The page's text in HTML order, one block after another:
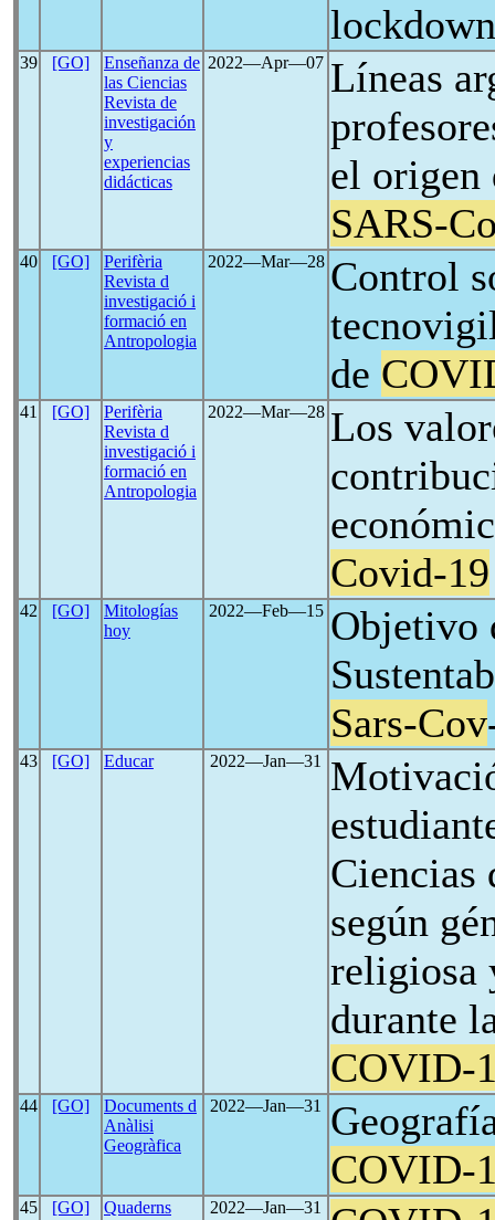
lockdown
39 [GO]
Enseñanza de
las Ciencias
Revista de
investigación
y
experiencias
didácticas
2022―Apr―07 Líneas
el
SARS-
40 [GO]
Perifèria
Revista d
investigació i
formació en
Antropologia
2022―Mar―28 Control
de
41 [GO]
Perifèria
Revista d
investigació i
formació en
Antropologia
2022―Mar―28 Los
Covid-19
42 [GO]
Mitologías
hoy
2022―Feb―15 Objetivo
Sars-Cov
43 [GO] Educar 2022―Jan―31
Ciencias
según
religiosa
durante
COVID-
44 [GO]
Documents d
Anàlisi
Geogràfica
2022―Jan―31
COVID-
45 [GO]
Quaderns
2022―Jan―31